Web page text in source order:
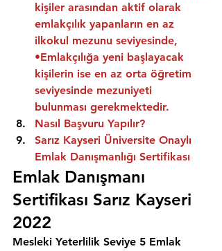
kişiler arasından aktif olarak
emlakçılık yapanların en az
ilkokul mezunu seviyesinde,
•Emlakçılığa yeni başlayacak
kişilerin ise en az orta öğretim
seviyesinde mezuniyeti
bulunması gerekmektedir.
Nasıl Başvuru Yapılır?
Sarız Kayseri Üniversite Onaylı
Emlak Danışmanlığı Sertifikası
Emlak Danışmanı
Sertifikası Sarız Kayseri
2022
Mesleki Yeterlilik Seviye 5 Emlak